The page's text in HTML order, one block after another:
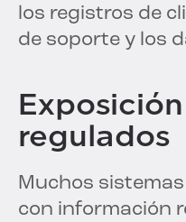
los registros de
de soporte y los
regulados
Muchos
con información